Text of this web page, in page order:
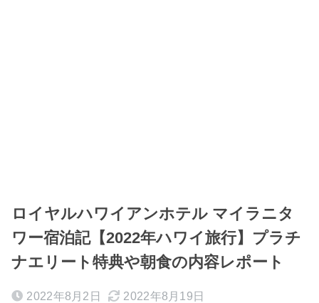
ロイヤルハワイアンホテル マイラニタ
ワー宿泊記【2022年ハワイ旅行】プラチ
ナエリート特典や朝食の内容レポート
2022年8月2日 2022年8月19日